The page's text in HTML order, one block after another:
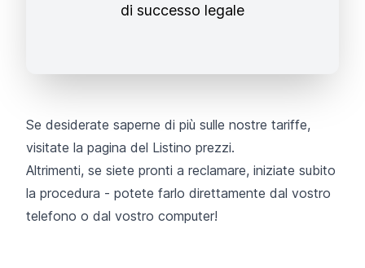
di successo legale
Se desiderate saperne di più sulle nostre tariffe,
visitate la pagina del Listino prezzi.
Altrimenti, se siete pronti a reclamare, iniziate subito
la procedura - potete farlo direttamente dal vostro
telefono o dal vostro computer!